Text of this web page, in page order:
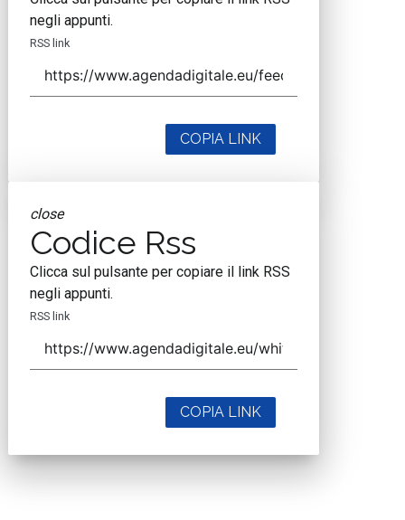
negli appunti.
RSS link
COPIA LINK
close
Codice Rss
Clicca sul pulsante per copiare il link RSS
negli appunti.
RSS link
COPIA LINK